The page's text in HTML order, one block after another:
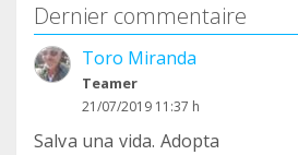
Dernier commentaire
Toro Miranda
Teamer
21/07/2019 11:37 h
Salva una vida. Adopta